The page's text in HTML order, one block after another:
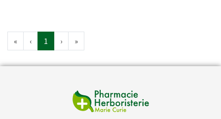
« ‹ 1 › »